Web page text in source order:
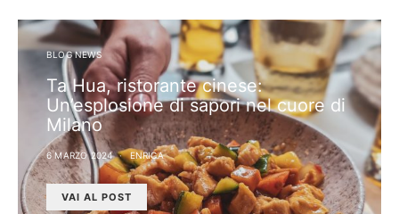
BLOG NEWS
Ta Hua, ristorante cinese:
Un’esplosione di sapori nel cuore di
Milano
6 MARZO 2024 ENRICA
VAI AL POST